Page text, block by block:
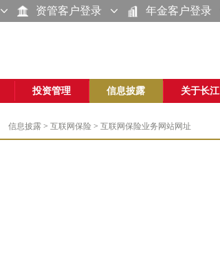
资管客户登录 年金客户登录
投资管理 信息披露 关于长江
信息披露> 互联网保险> 互联网保险业务网站网址